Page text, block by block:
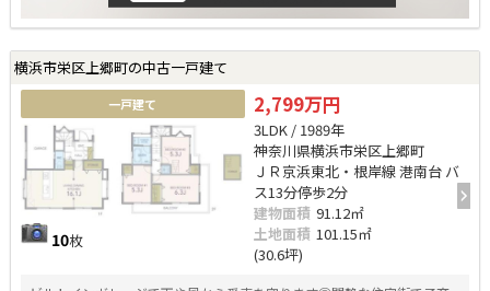
横浜市栄区上郷町の中古一戸建て
一戸建て
10枚
2,799万円
3LDK / 1989年
神奈川県横浜市栄区上郷町
ＪＲ京浜東北・根岸線 港南台 バ
ス13分停歩2分
建物面積 91.12㎡
土地面積 101.15㎡
(30.6坪)